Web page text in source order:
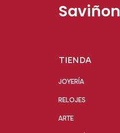
Saviñon
TIENDA
JOYERÍA
RELOJES
ARTE